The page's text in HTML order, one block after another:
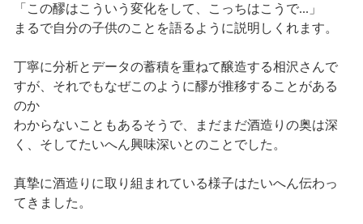
「この醪はこういう変化をして、こっちはこうで...」
まるで自分の子供のことを語るように説明しくれます。
丁寧に分析とデータの蓄積を重ねて醸造する相沢さんで
すが、それでもなぜこのように醪が推移することがある
のか
わからないこともあるそうで、まだまだ酒造りの奥は深
く、そしてたいへん興味深いとのことでした。
真摯に酒造りに取り組まれている様子はたいへん伝わっ
てきました。